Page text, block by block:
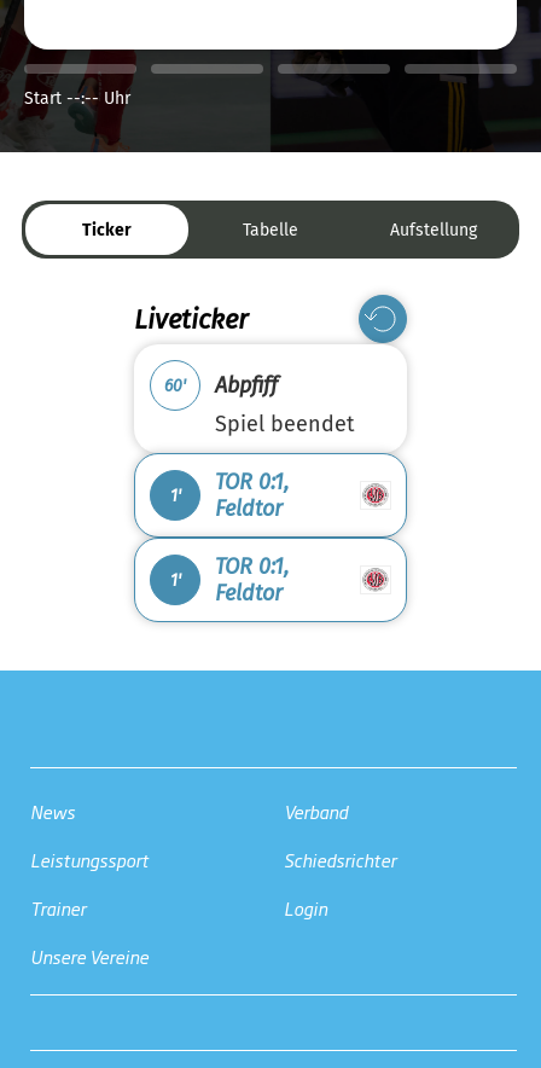
Start --:-- Uhr
Ticker Tabelle Aufstellung
Liveticker
60'
Abpfiff
Spiel beendet
1'
TOR 0:1,
Feldtor
1'
TOR 0:1,
Feldtor
News
Leistungssport
Trainer
Unsere Vereine
Verband
Schiedsrichter
Login